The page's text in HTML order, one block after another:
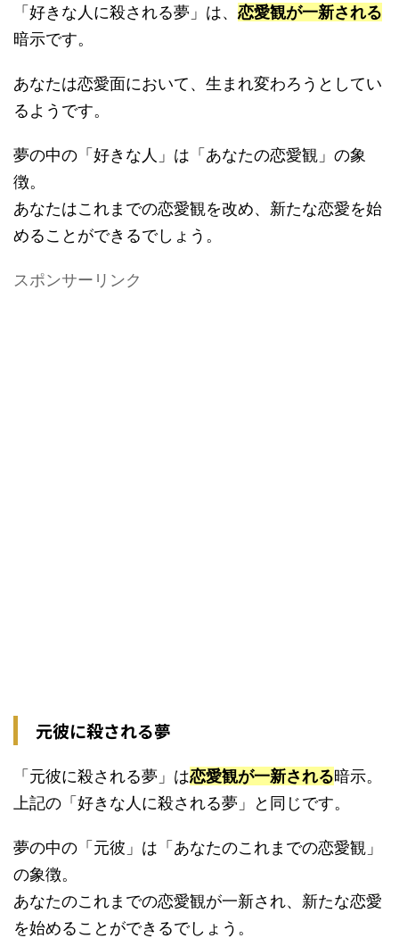
「好きな人に殺される夢」は、 恋愛観が一新される
暗示です。
あなたは恋愛面において、生まれ変わろうとしてい
るようです。
夢の中の「好きな人」は「あなたの恋愛観」の象
徴。
あなたはこれまでの恋愛観を改め、新たな恋愛を始
めることができるでしょう。
スポンサーリンク
元彼に殺される夢
「元彼に殺される夢」は恋愛観が一新される暗示。
上記の「好きな人に殺される夢」と同じです。
夢の中の「元彼」は「あなたのこれまでの恋愛観」
の象徴。
あなたのこれまでの恋愛観が一新され、新たな恋愛
を始めることができるでしょう。